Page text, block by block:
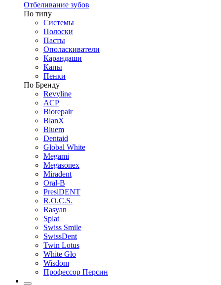
Отбеливание зубов
По типу
Системы
Полоски
Пасты
Ополаскиватели
Карандаши
Капы
Пенки
По Бренду
Revyline
ACP
Biorepair
BlanX
Bluem
Dentaid
Global White
Megami
Megasonex
Miradent
Oral-B
PresiDENT
R.O.C.S.
Rasyan
Splat
Swiss Smile
SwissDent
Twin Lotus
White Glo
Wisdom
Профессор Персин